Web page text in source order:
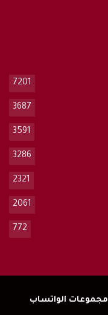
7201
3687
3591
3286
2321
2061
772
مجموعات الواتساب